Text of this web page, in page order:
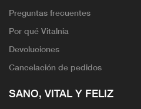
Preguntas frecuentes
Por qué Vitalnia
Devoluciones
Cancelación de pedidos
SANO, VITAL Y FELIZ